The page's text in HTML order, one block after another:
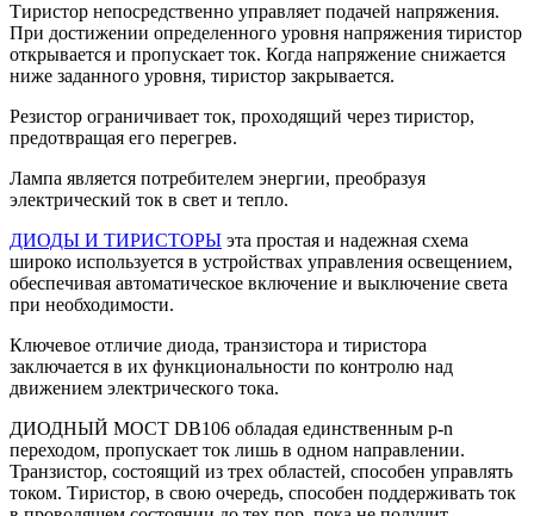
Тиристор непосредственно управляет подачей напряжения.
При достижении определенного уровня напряжения тиристор
открывается и пропускает ток. Когда напряжение снижается
ниже заданного уровня, тиристор закрывается.
Резистор ограничивает ток, проходящий через тиристор,
предотвращая его перегрев.
Лампа является потребителем энергии, преобразуя
электрический ток в свет и тепло.
ДИОДЫ И ТИРИСТОРЫ эта простая и надежная схема
широко используется в устройствах управления освещением,
обеспечивая автоматическое включение и выключение света
при необходимости.
Ключевое отличие диода, транзистора и тиристора
заключается в их функциональности по контролю над
движением электрического тока.
ДИОДНЫЙ МОСТ DB106 обладая единственным p-n
переходом, пропускает ток лишь в одном направлении.
Транзистор, состоящий из трех областей, способен управлять
током. Тиристор, в свою очередь, способен поддерживать ток